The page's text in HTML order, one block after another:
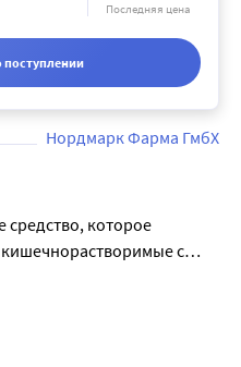
Нордмарк Фарма ГмбХ
средство, которое
с
предназначены для
функции
Последняя цена
поступлении